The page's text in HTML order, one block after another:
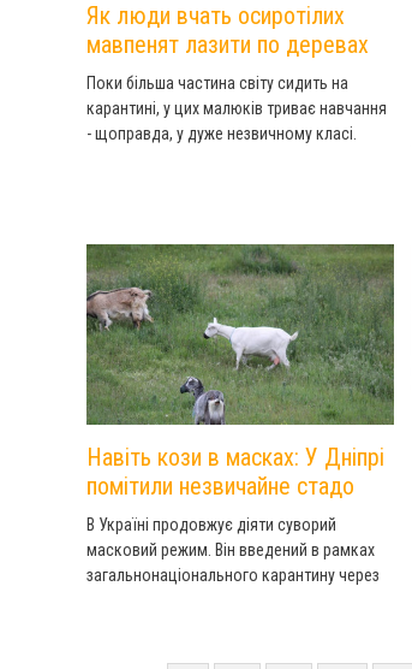
Як люди вчать осиротілих
мавпенят лазити по деревах
Поки більша частина світу сидить на
карантині, у цих малюків триває навчання
- щоправда, у дуже незвичному класі.
Навіть кози в масках: У Дніпрі
помітили незвичайне стадо
В Україні продовжує діяти суворий
масковий режим. Він введений в рамках
загальнонаціонального карантину через